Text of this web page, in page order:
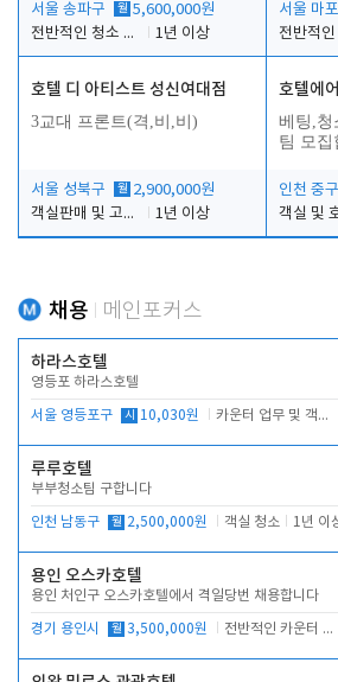
서울 송파구 월 5,600,000원
전반적인 청소 업무(객실청소.객실정리)
1년 이상
서울 마
호텔 디 아티스트 성신여대점
3교대 프론트(격,비,비)
서울 성북구 월 2,900,000원
객실판매 및 고객응대
1년 이상
호텔에
베팅,청
팀 모집
인천 중구
객실 및
채용 메인포커스
하라스호텔
영등포 하라스호텔
서울 영등포구 시 10,030원 카운터 업무 및 객실관리(청소상태 확인, 객실판매)
루루호텔
부부청소팀 구합니다
인천 남동구 월 2,500,000원 객실 청소 1년 이
용인 오스카호텔
용인 처인구 오스카호텔에서 격일당번 채용합니다
경기 용인시 월 3,500,000원 전반적인 카운터 업무